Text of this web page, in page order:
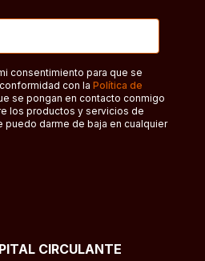
consentimiento para que se
con la Política de
se pongan en contacto conmigo
los productos y servicios de
puedo darme de baja en cualquier
CIRCULANTE